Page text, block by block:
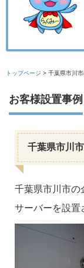
トップページ > 千葉県市川
お客様設置事例
千葉県市川
千葉県市川市の
サーバーを設置